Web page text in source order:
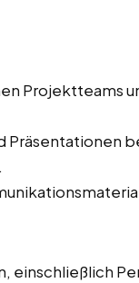
Projektteams
Präsentationen
einschließlich